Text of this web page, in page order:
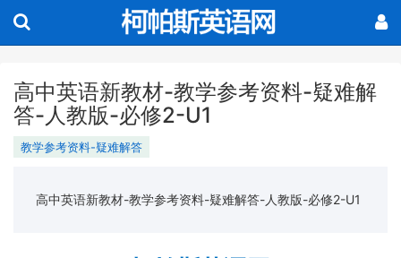
高中英语新教材-教学参考资料-疑难解
答-人教版-必修2-U1
教学参考资料-疑难解答
高中英语新教材-教学参考资料-疑难解答-人教版-必修2-U1